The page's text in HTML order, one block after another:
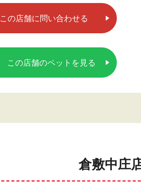
この店舗に問い合わせる
この店舗のペットを見る
倉敷中庄